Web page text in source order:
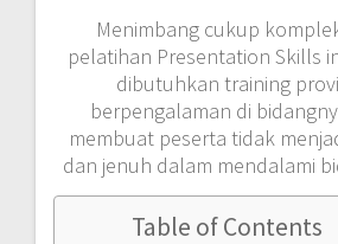
Menimbang cukup
pelatihan Presentation Skills
dibutuhkan training
berpengalaman di
membuat peserta tidak
dan jenuh dalam mendalami
Table of Contents